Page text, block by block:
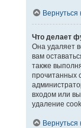
Вернуться
Что делает
Она удаляет
вам
также
прочитанных
входом или
удаление
Вернуться